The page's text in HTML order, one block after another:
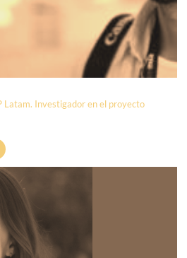
Latam. Investigador en el proyecto